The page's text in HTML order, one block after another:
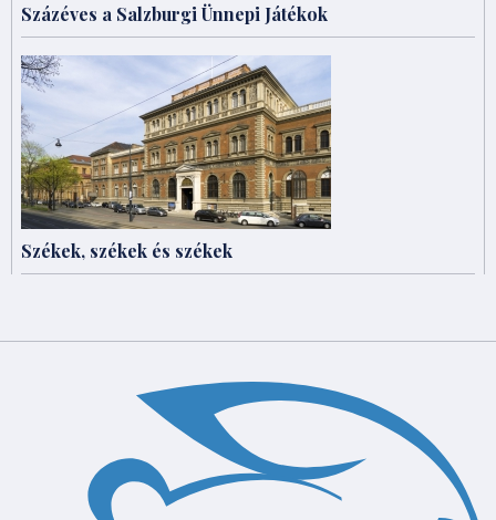
Százéves a Salzburgi Ünnepi Játékok
Székek, székek és székek